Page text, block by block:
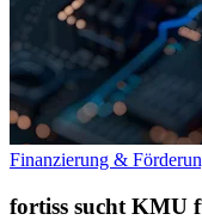
Finanzierung &
fortiss sucht KMU